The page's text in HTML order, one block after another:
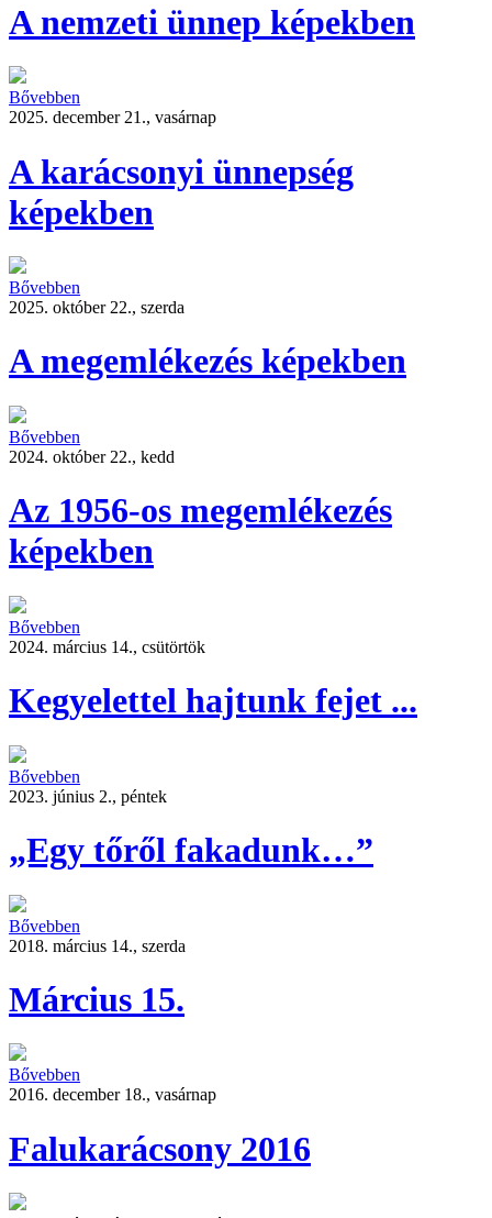
A nemzeti ünnep képekben
Bővebben
2025. december 21., vasárnap
A karácsonyi ünnepség
képekben
Bővebben
2025. október 22., szerda
A megemlékezés képekben
Bővebben
2024. október 22., kedd
Az 1956-os megemlékezés
képekben
Bővebben
2024. március 14., csütörtök
Kegyelettel hajtunk fejet ...
Bővebben
2023. június 2., péntek
„Egy tőről fakadunk…”
Bővebben
2018. március 14., szerda
Március 15.
Bővebben
2016. december 18., vasárnap
Falukarácsony 2016